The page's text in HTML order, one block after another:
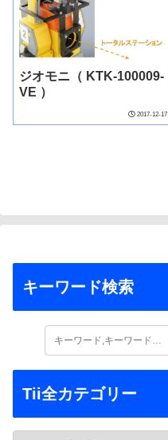
ジオモニ（ KTK-100009-
VE ）
2017-12-17
キーワード検索
Tii全カテゴリー